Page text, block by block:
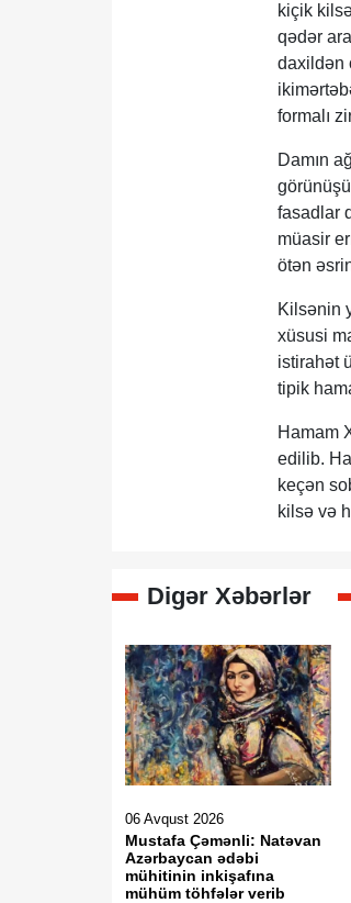
kiçik
qədər
daxildən
formalı
Damın
fasadlar
müasir
ötən
Kilsənin
xüsusi
istirahət
tipik
Hamam
edilib.
keçən
kilsə və
Digər Xəbərlər
06 Avqust 2026
Mustafa Çəmənli: Natəvan
Azərbaycan ədəbi
mühitinin inkişafına
mühüm töhfələr verib